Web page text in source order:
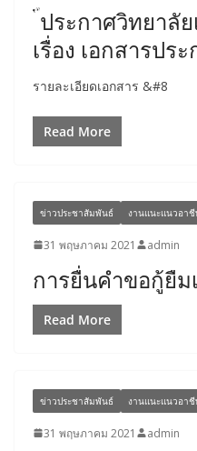
ประกาศวิทยาลั
เรื่อง เอกสารปร
รายละเอียดเอกสาร &#8
Read More
ข่าวประชาสัมพันธ์ งานแนะแนวอา
31 พฤษภาคม 2021 admin
การยื่นคำขอกู้ยืม
Read More
ข่าวประชาสัมพันธ์ งานแนะแนวอา
31 พฤษภาคม 2021 admin